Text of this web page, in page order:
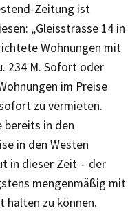
Zeitung ist
„Gleisstrasse 14 in
Wohnungen mit
234 M. Sofort oder
im Preise
zu vermieten.
bereits in den
in den Westen
in dieser Zeit – der
mengenmäßig mit
halten zu können.